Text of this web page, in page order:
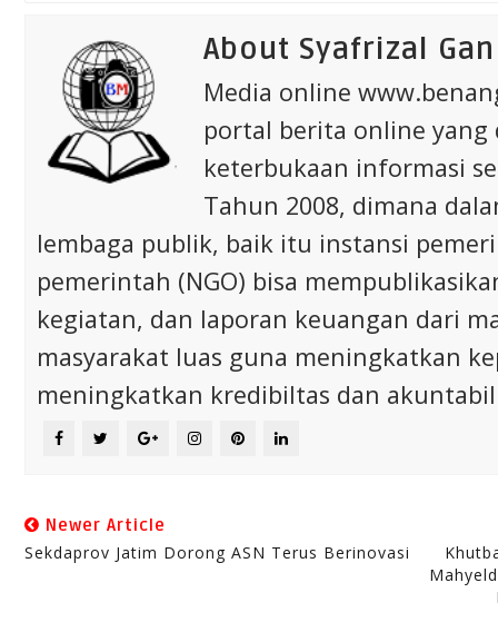
About Syafrizal Gan
Media online
portal berita online
keterbukaan informasi
Tahun 2008, dimana
lembaga publik, baik itu instansi
pemerintah (NGO) bisa
kegiatan, dan laporan keuangan dari
masyarakat luas guna meningkatkan
meningkatkan kredibiltas dan
Newer Article
Sekdaprov Jatim Dorong ASN Terus Berinovasi